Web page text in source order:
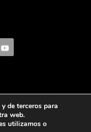
de terceros para
web.
utilizamos o